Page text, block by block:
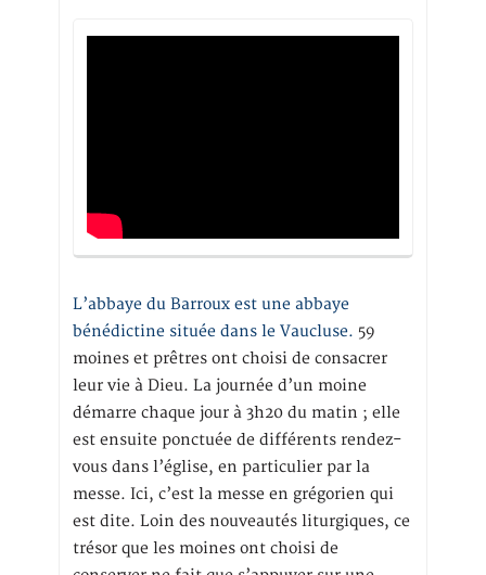
L’abbaye du Barroux est une abbaye
bénédictine située dans le Vaucluse. 59
moines et prêtres ont choisi de consacrer
leur vie à Dieu. La journée d’un moine
démarre chaque jour à 3h20 du matin ; elle
est ensuite ponctuée de différents rendez-
vous dans l’église, en particulier par la
messe. Ici, c’est la messe en grégorien qui
est dite. Loin des nouveautés liturgiques, ce
trésor que les moines ont choisi de